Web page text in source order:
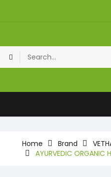
Home Brand
AYURVEDIC ORGANIC